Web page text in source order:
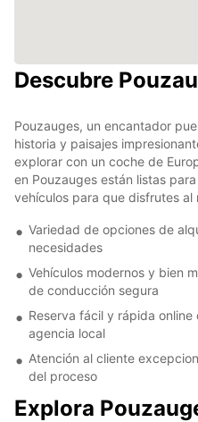
Descubre
Pouzauges, un encantador
historia y paisajes
explorar con un coche de
en Pouzauges están listas
vehículos para que disfrutes al
Variedad de opciones de
necesidades
Vehículos modernos y bien
de conducción segura
Reserva fácil y rápida online
agencia local
Atención al cliente
del proceso
Explora